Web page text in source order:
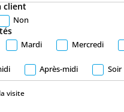
client
Non
Mardi Mercredi
Après-midi Soir
visite